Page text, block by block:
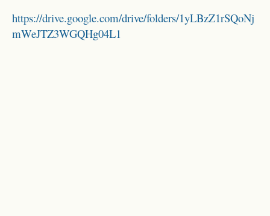
https://drive.google.com/drive/folders/1yLBzZ1rSQoNj
mWeJTZ3WGQHg04L1